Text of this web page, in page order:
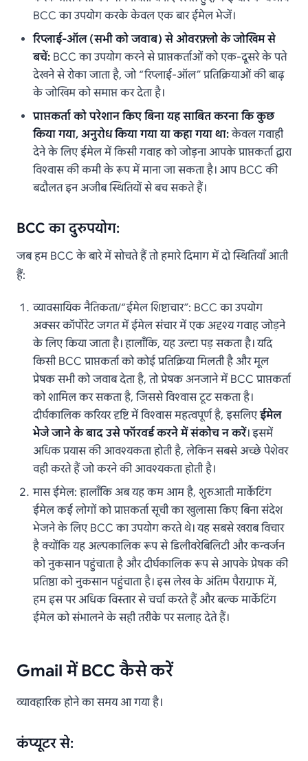
BCC का उपयोग करके केवल एक बार ईमेल भेजें।
रिप्लाई-ऑल (सभी को जवाब) से ओवरफ़्लो के जोखिम से
बचें: BCC का उपयोग करने से प्राप्तकर्ताओं को एक-दूसरे के पते
देखने से रोका जाता है, जो “रिप्लाई-ऑल” प्रतिक्रियाओं की बाढ़
के जोखिम को समाप्त कर देता है।
प्राप्तकर्ता को परेशान किए बिना यह साबित करना कि कुछ
किया गया, अनुरोध किया गया या कहा गया था:केवल गवाही
देने के लिए ईमेल में किसी गवाह को जोड़ना आपके प्राप्तकर्ता द्वारा
विश्वास की कमी के रूप में माना जा सकता है। आप BCC की
बदौलत इन अजीब स्थितियों से बच सकते हैं।
BCC का दुरुपयोग:
जब हम BCC के बारे में सोचते हैं तो हमारे दिमाग में दो स्थितियाँ आती
हैं:
व्यावसायिक नैतिकता/“ईमेल शिष्टाचार”: BCC का उपयोग
अक्सर कॉर्पोरेट जगत में ईमेल संचार में एक अदृश्य गवाह जोड़ने
के लिए किया जाता है। हालाँकि, यह उल्टा पड़ सकता है। यदि
किसी BCC प्राप्तकर्ता को कोई प्रतिक्रिया मिलती है और मूल
प्रेषक सभी को जवाब देता है, तो प्रेषक अनजाने में BCC प्राप्तकर्ता
को शामिल कर सकता है, जिससे विश्वास टूट सकता है।
दीर्घकालिक करियर दृष्टि में विश्वास महत्वपूर्ण है, इसलिएईमेल
भेजे जाने के बाद उसे फॉरवर्ड करने में संकोच न करें। इसमें
अधिक प्रयास की आवश्यकता होती है, लेकिन सबसे अच्छे पेशेवर
वही करते हैं जो करने की आवश्यकता होती है।
मास ईमेल: हालाँकि अब यह कम आम है, शुरुआती मार्केटिंग
ईमेल कई लोगों को प्राप्तकर्ता सूची का खुलासा किए बिना संदेश
भेजने के लिए BCC का उपयोग करते थे। यह सबसे खराब विचार
है क्योंकि यह अल्पकालिक रूप से डिलीवरेबिलिटी और कन्वर्जन
को नुकसान पहुंचाता है और दीर्घकालिक रूप से आपके प्रेषक की
प्रतिष्ठा को नुकसान पहुंचाता है। इस लेख के अंतिम पैराग्राफ में,
हम इस पर अधिक विस्तार से चर्चा करते हैं और बल्क मार्केटिंग
ईमेल को संभालने के सही तरीके पर सलाह देते हैं।
Gmail में BCC कैसे करें
व्यावहारिक होने का समय आ गया है।
कंप्यूटर से: